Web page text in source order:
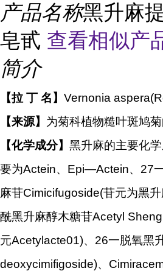
产品名称黑升麻
皂甙 查看相似产
简介
【拉 丁 名】 Vernonia
【来源】 为菊科植物糙叶斑鸠菊
【化学成分】 黑升麻的主要化
要为Actein、Epi—Actein、27
麻苷Cimicifugoside(苷元为黑
酰黑升麻醇木糖苷Acetyl
元Acetylacte01)、26一脱氧黑
deoxycimifigoside)、